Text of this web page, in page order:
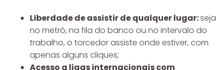
Liberdade de assistir de qualquer lugar:seja
no metrô, na fila do banco ou no intervalo do
trabalho, o torcedor assiste onde estiver, com
apenas alguns cliques;
Acesso a ligas internacionais com